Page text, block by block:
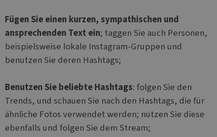
Fügen Sie einen kurzen, sympathischen und
ansprechenden Text ein; taggen Sie auch Personen,
beispielsweise lokale Instagram-Gruppen und
benutzen Sie deren Hashtags;
Benutzen Sie beliebte Hashtags: folgen Sie den
Trends, und schauen Sie nach den Hashtags, die für
ähnliche Fotos verwendet werden; nutzen Sie diese
ebenfalls und folgen Sie dem Stream;